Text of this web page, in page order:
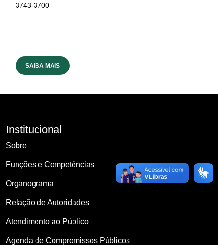
3743-3700
SAIBA MAIS
Institucional
Sobre
Funções e Competências
Organograma
Relação de Autoridades
Atendimento ao Público
Agenda de Compromissos Públicos